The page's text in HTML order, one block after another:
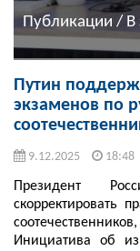
Публикации / В
Путин
экзаменов по
9.12.2025 18:48
Президент
скорректировать
Инициатива об